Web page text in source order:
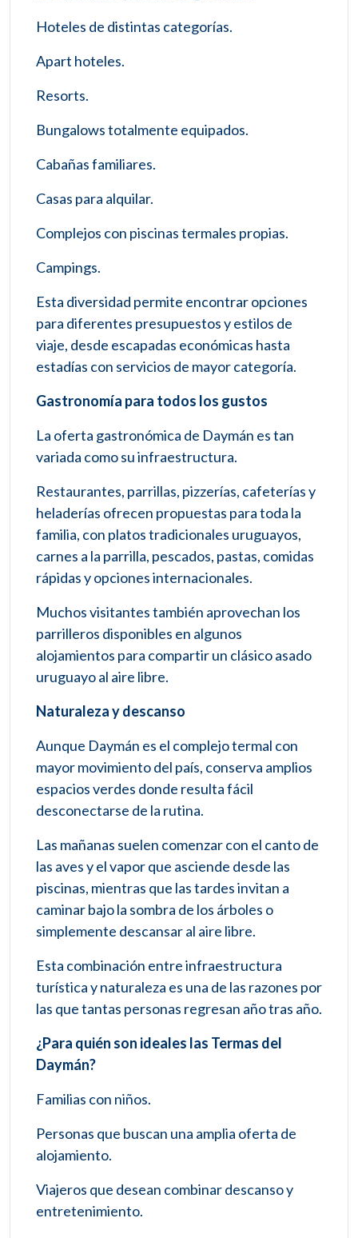
Hoteles de distintas categorías.
Apart hoteles.
Resorts.
Bungalows totalmente equipados.
Cabañas familiares.
Casas para alquilar.
Complejos con piscinas termales propias.
Campings.
Esta diversidad permite encontrar opciones
para diferentes presupuestos y estilos de
viaje, desde escapadas económicas hasta
estadías con servicios de mayor categoría.
Gastronomía para todos los gustos
La oferta gastronómica de Daymán es tan
variada como su infraestructura.
Restaurantes, parrillas, pizzerías, cafeterías y
heladerías ofrecen propuestas para toda la
familia, con platos tradicionales uruguayos,
carnes a la parrilla, pescados, pastas, comidas
rápidas y opciones internacionales.
Muchos visitantes también aprovechan los
parrilleros disponibles en algunos
alojamientos para compartir un clásico asado
uruguayo al aire libre.
Naturaleza y descanso
Aunque Daymán es el complejo termal con
mayor movimiento del país, conserva amplios
espacios verdes donde resulta fácil
desconectarse de la rutina.
Las mañanas suelen comenzar con el canto de
las aves y el vapor que asciende desde las
piscinas, mientras que las tardes invitan a
caminar bajo la sombra de los árboles o
simplemente descansar al aire libre.
Esta combinación entre infraestructura
turística y naturaleza es una de las razones por
las que tantas personas regresan año tras año.
¿Para quién son ideales las Termas del
Daymán?
Familias con niños.
Personas que buscan una amplia oferta de
alojamiento.
Viajeros que desean combinar descanso y
entretenimiento.